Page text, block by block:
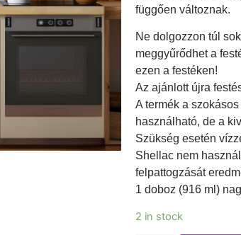
függően változnak.
Ne dolgozzon túl
meggyűrődhet a
ezen a festéken!
Az ajánlott újra
A termék a
használható, de a
Szükség esetén
Shellac nem
felpattogzását
1 doboz (916 ml)
2 in stock